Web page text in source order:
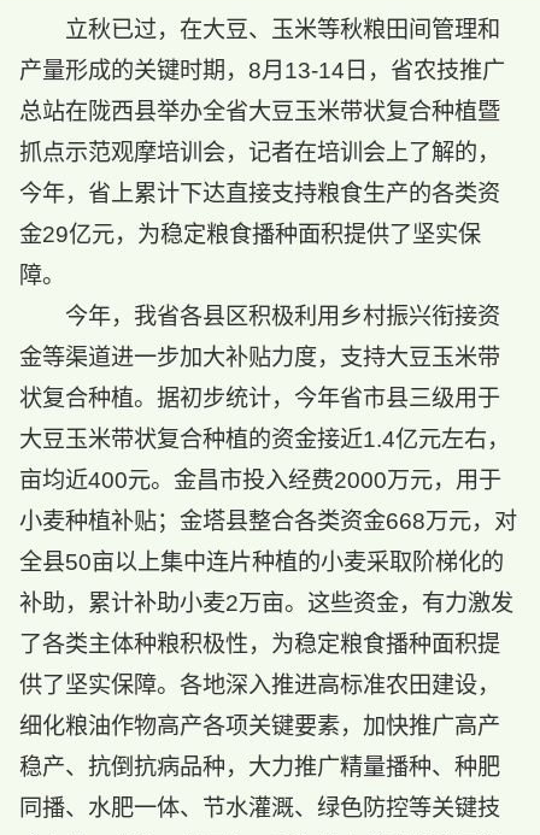
立秋已过，在大豆、玉米等秋粮田间管理和
产量形成的关键时期，8月13-14日，省农技推广
总站在陇西县举办全省大豆玉米带状复合种植暨
抓点示范观摩培训会，记者在培训会上了解的，
今年，省上累计下达直接支持粮食生产的各类资
金29亿元，为稳定粮食播种面积提供了坚实保
障。
今年，我省各县区积极利用乡村振兴衔接资
金等渠道进一步加大补贴力度，支持大豆玉米带
状复合种植。据初步统计，今年省市县三级用于
大豆玉米带状复合种植的资金接近1.4亿元左右，
亩均近400元。金昌市投入经费2000万元，用于
小麦种植补贴；金塔县整合各类资金668万元，对
全县50亩以上集中连片种植的小麦采取阶梯化的
补助，累计补助小麦2万亩。这些资金，有力激发
了各类主体种粮积极性，为稳定粮食播种面积提
供了坚实保障。各地深入推进高标准农田建设，
细化粮油作物高产各项关键要素，加快推广高产
稳产、抗倒抗病品种，大力推广精量播种、种肥
同播、水肥一体、节水灌溉、绿色防控等关键技